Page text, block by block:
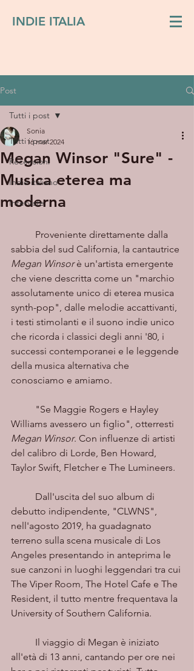
INDIE ITALIA
Post
Tutti i post
Recensioni
Indie italiano
Interviste
Tutti i post
Megan Winsor "Sure" -
Musica eterea ma
moderna
Sonia
16 mar 2024
sabbia del sud California, la cantautrice
Megan Winsor è un'artista emergente
che viene descritta come un "marchio
assolutamente unico di eterea musica
synth-pop", dalle melodie accattivanti,
i testi stimolanti e il suono indie unico
che ricorda i classici degli anni '80, i
successi contemporanei e le leggende
della musica alternativa che
conosciamo e amiamo.
Williams avessero un figlio", otterresti
Megan Winsor. Con influenze di artisti
del calibro di Lorde, Ben Howard,
Taylor Swift, Fletcher e The Lumineers.
debutto indipendente, "CLWNS",
nell'agosto 2019, ha guadagnato
terreno sulla scena musicale di Los
Angeles presentando in anteprima le
sue canzoni in luoghi leggendari tra cui
The Viper Room, The Hotel Cafe e The
Resident, il tutto mentre frequentava la
University of Southern California.
all'età di 13 anni, cantando per ore nei